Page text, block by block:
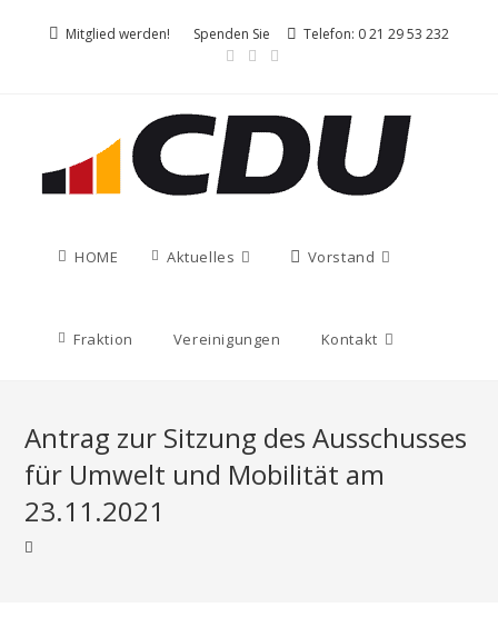
Mitglied werden! Spenden Sie Telefon: 0 21 29 53 232
HOME Aktuelles Vorstand
Fraktion Vereinigungen Kontakt
Antrag zur Sitzung des Ausschusses
für Umwelt und Mobilität am
23.11.2021